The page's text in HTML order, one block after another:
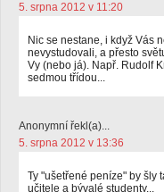
5. srpna 2012 v 11:20
Nic se nestane, i když Vás
nevystudovali, a přesto
Vy (nebo já). Např. Rudolf
sedmou třídou...
Anonymní řekl(a)...
5. srpna 2012 v 13:36
Ty "ušetřené peníze" by šly
učitele a bývalé studenty...